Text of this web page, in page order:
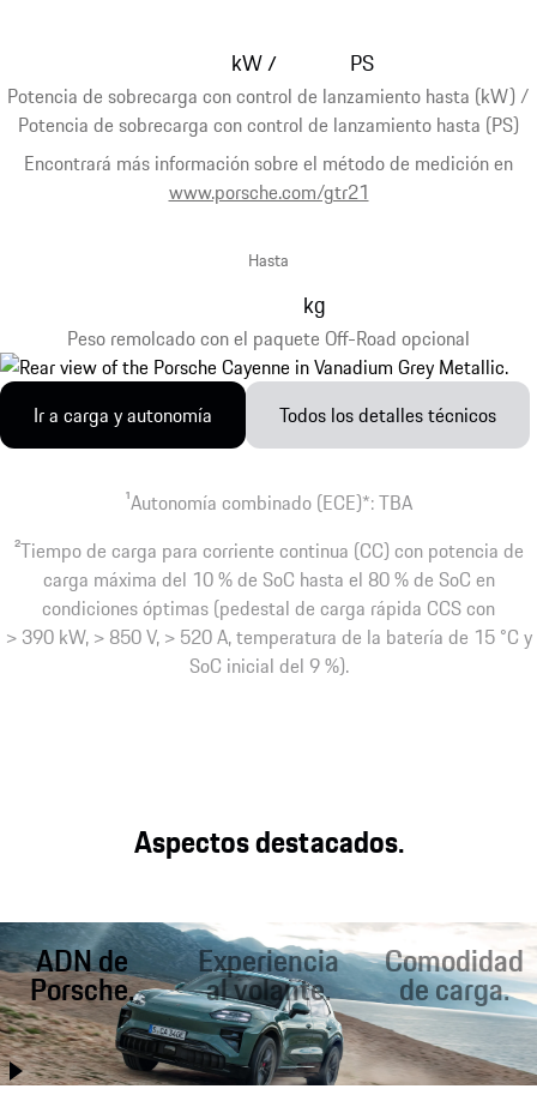
Potencia de sobrecarga con control de lanzamiento hasta (kW) /
Potencia de sobrecarga con control de lanzamiento hasta (PS)
Encontrará más información sobre el método de medición en
www.porsche.com/gtr21
kW/ PS
Peso remolcado con el paquete Off-Road opcional
Hasta
kg
Ir a carga y autonomía Todos los detalles técnicos
1Autonomía combinado (ECE)*: TBA
2Tiempo de carga para corriente continua (CC) con potencia de
carga máxima del 10 % de SoC hasta el 80 % de SoC en
condiciones óptimas (pedestal de carga rápida CCS con
> 390 kW, > 850 V, > 520 A, temperatura de la batería de 15 °C y
SoC inicial del 9 %).
Aspectos destacados.
ADN de
Porsche.
Mejor que nunca, el
Porsche Cayenne
Experiencia
al volante.
Condiciones
óptimas para una
Comodidad
de carga.
Carga rápida en la
carretera. Carga